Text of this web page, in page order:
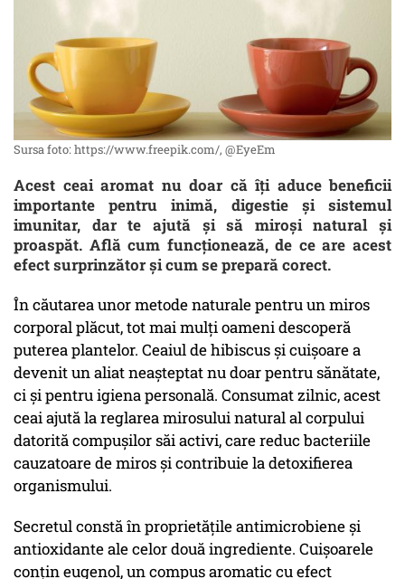
Sursa foto: https://www.freepik.com/, @EyeEm
Acest ceai aromat nu doar că îți aduce beneficii
importante pentru inimă, digestie și sistemul
imunitar, dar te ajută și să miroși natural și
proaspăt. Află cum funcționează, de ce are acest
efect surprinzător și cum se prepară corect.
În căutarea unor metode naturale pentru un miros
corporal plăcut, tot mai mulți oameni descoperă
puterea plantelor. Ceaiul de hibiscus și cuișoare a
devenit un aliat neașteptat nu doar pentru sănătate,
ci și pentru igiena personală. Consumat zilnic, acest
ceai ajută la reglarea mirosului natural al corpului
datorită compușilor săi activi, care reduc bacteriile
cauzatoare de miros și contribuie la detoxifierea
organismului.
Secretul constă în proprietățile antimicrobiene și
antioxidante ale celor două ingrediente. Cuișoarele
conțin eugenol, un compus aromatic cu efect